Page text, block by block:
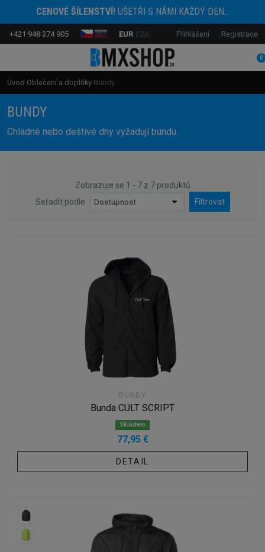
CENOVÉ ŠÍLENSTVÍ!UŠETŘI S NÁMI KAŽDÝ DEN...
+421 948 374 905 EUR CZK Přihlášení Registrace
0
Úvod Oblečení a doplňky Bundy
BUNDY
Chladné nebo deštivé dny vyžadují bundu.
Zobrazuje se 1 - 7 z 7 produktů
Seřadit podle
Dostupnost Filtrovat
BUNDY
Bunda CULT SCRIPT
Skladem
77,95 €
DETAIL